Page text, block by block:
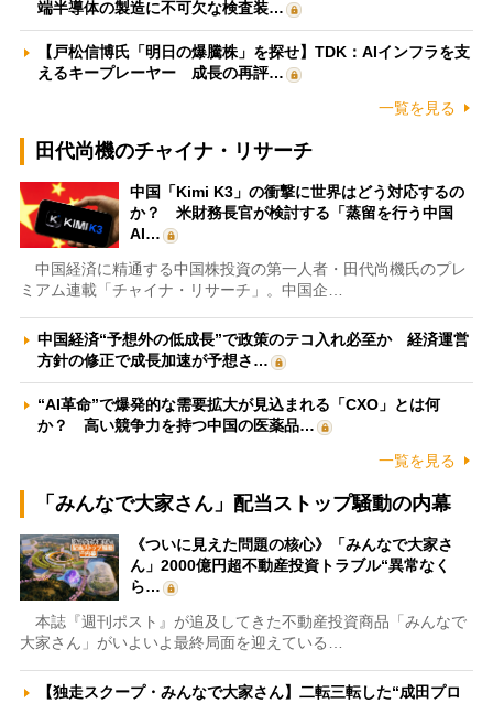
端半導体の製造に不可欠な検査装…
【戸松信博氏「明日の爆騰株」を探せ】TDK：AIインフラを支
えるキープレーヤー 成長の再評…
一覧を見る
田代尚機のチャイナ・リサーチ
中国「Kimi K3」の衝撃に世界はどう対応するの
か？ 米財務長官が検討する「蒸留を行う中国
AI…
中国経済に精通する中国株投資の第一人者・田代尚機氏のプレ
ミアム連載「チャイナ・リサーチ」。中国企…
中国経済“予想外の低成長”で政策のテコ入れ必至か 経済運営
方針の修正で成長加速が予想さ…
“AI革命”で爆発的な需要拡大が見込まれる「CXO」とは何
か？ 高い競争力を持つ中国の医薬品…
一覧を見る
「みんなで大家さん」配当ストップ騒動の内幕
《ついに見えた問題の核心》「みんなで大家さ
ん」2000億円超不動産投資トラブル“異常なく
ら…
本誌『週刊ポスト』が追及してきた不動産投資商品「みんなで
大家さん」がいよいよ最終局面を迎えている…
【独走スクープ・みんなで大家さん】二転三転した“成田プロ